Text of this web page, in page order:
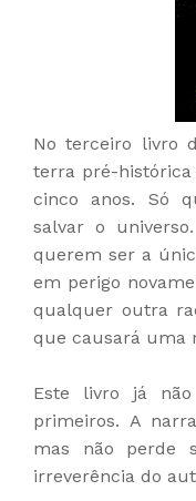
No terceiro livro
terra pré-histórica
cinco anos. Só
salvar o
querem ser a
em perigo
qualquer outra
que causará uma
Este livro já
primeiros. A
mas não perde
irreverência do